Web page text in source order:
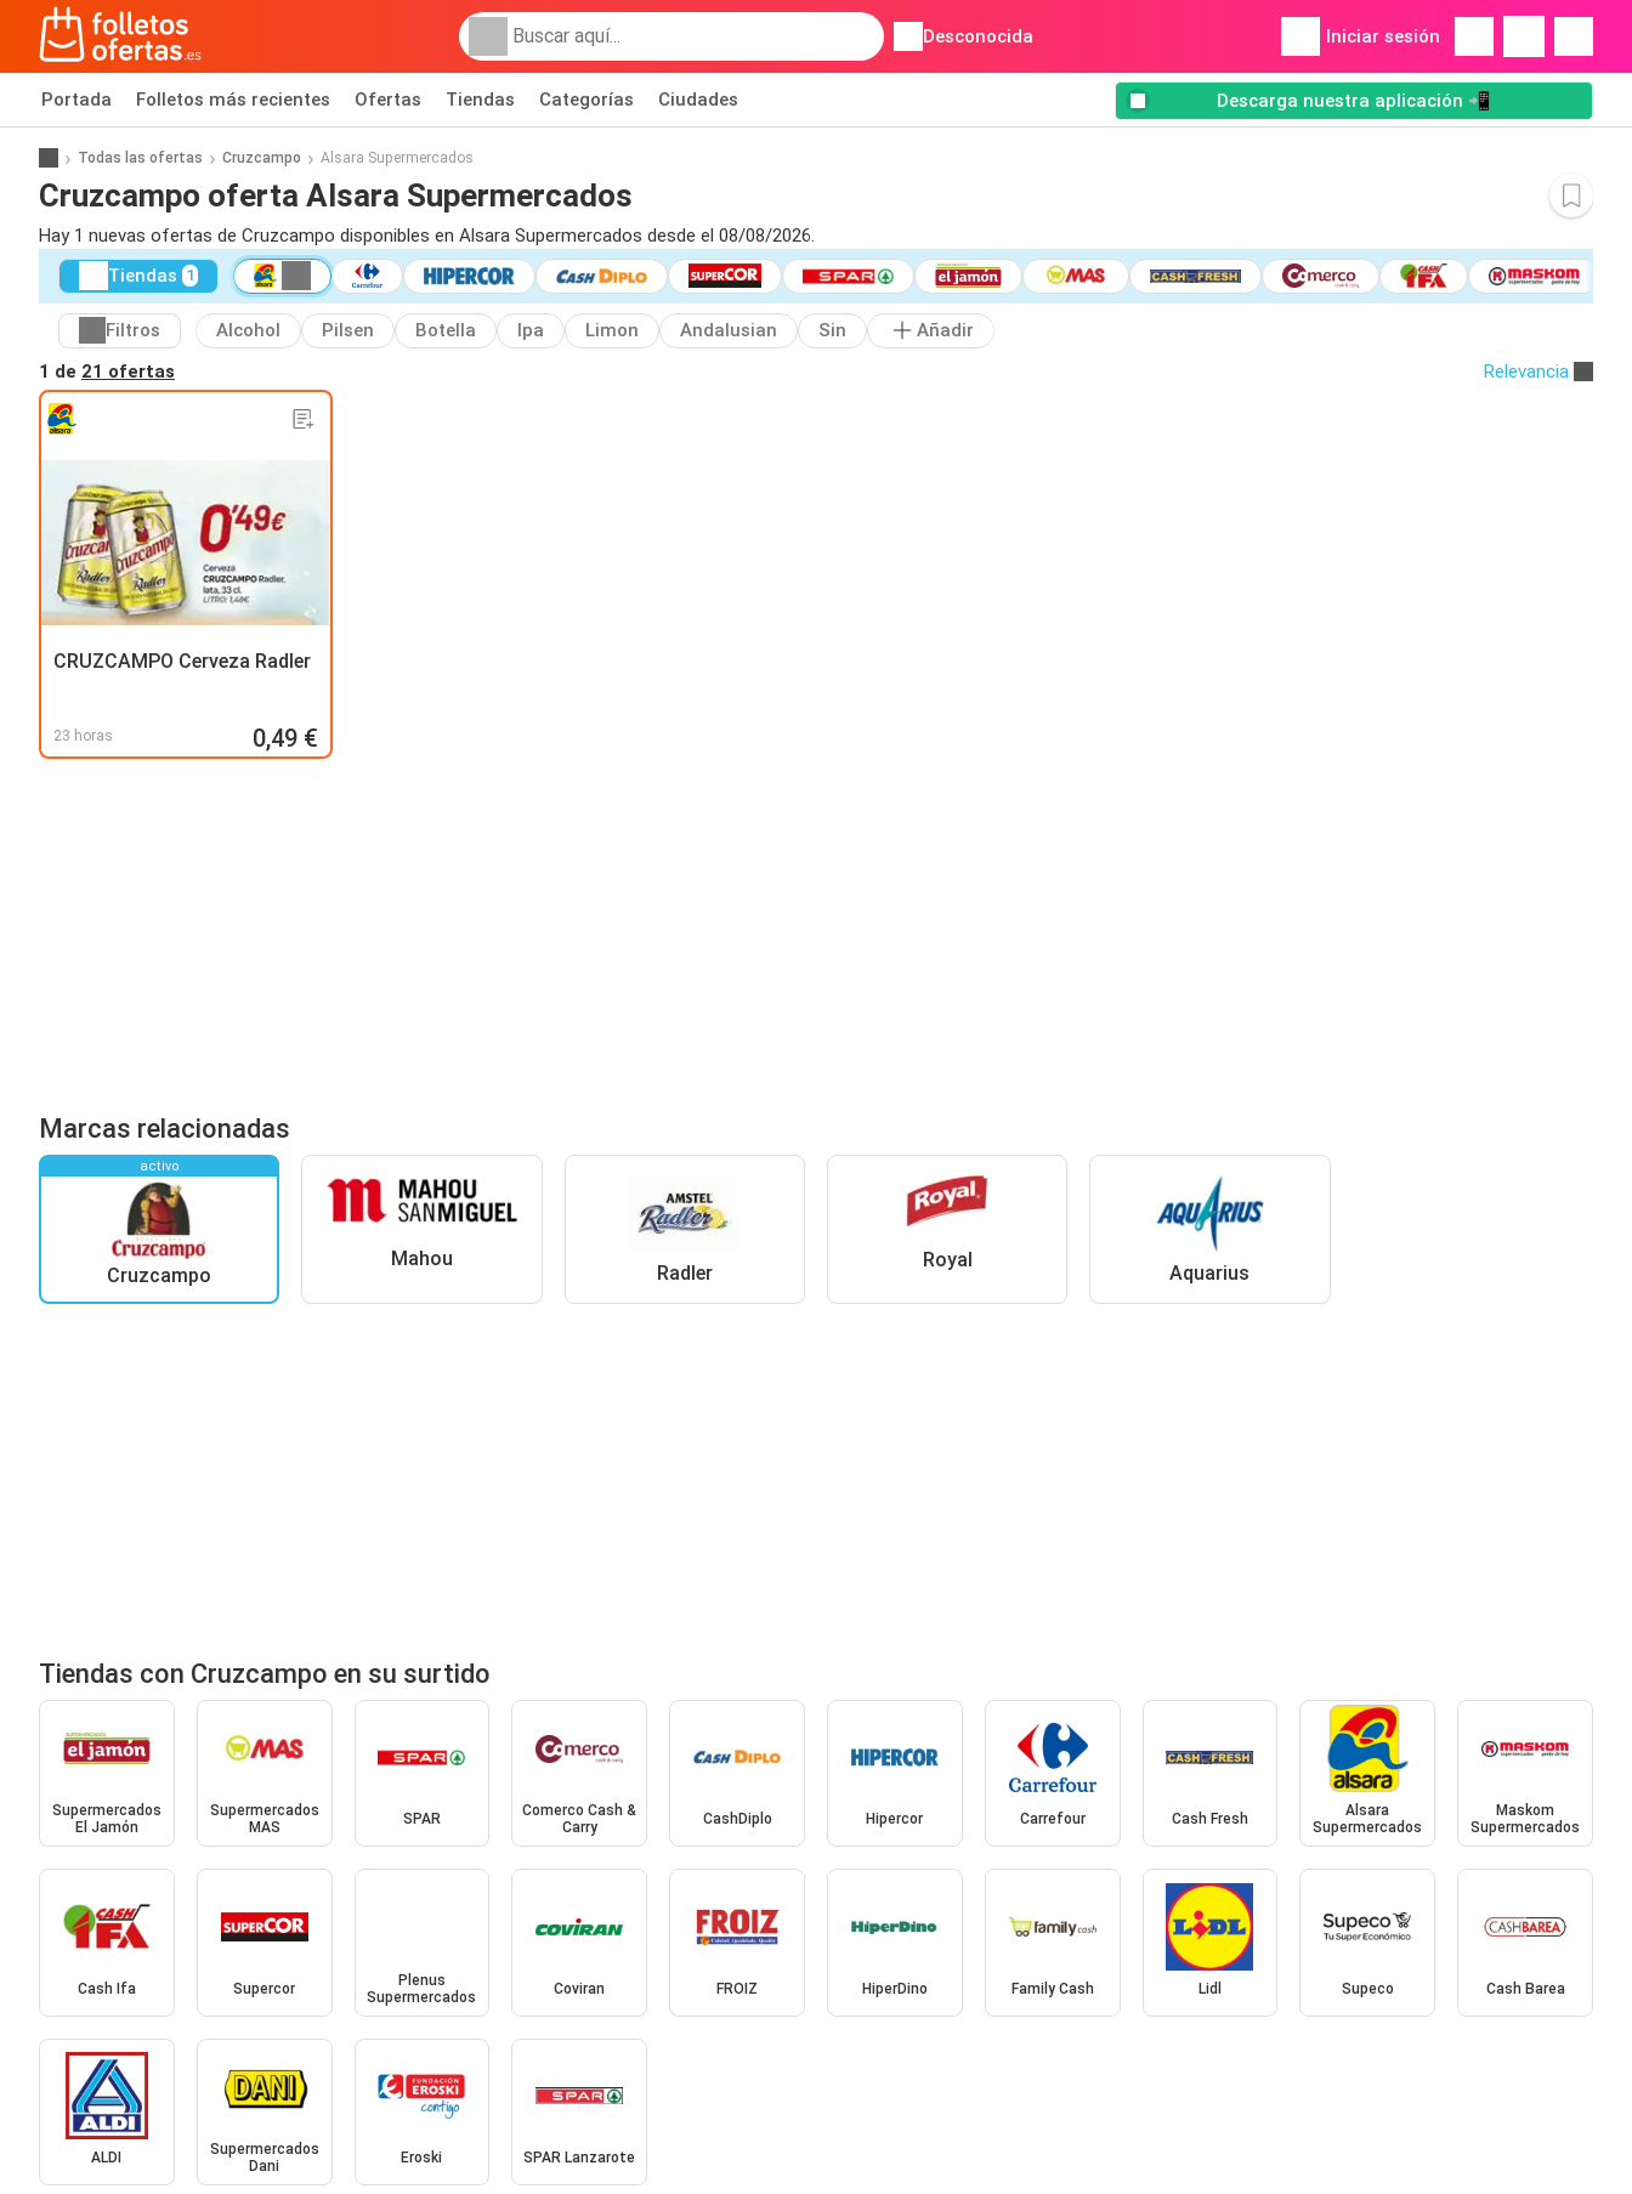
Desconocida Iniciar sesión
Portada Folletos más recientes Ofertas Tiendas Categorías Ciudades Descarga nuestra aplicación 📲
Todas las ofertas Cruzcampo Alsara Supermercados
Cruzcampo oferta Alsara Supermercados
Hay 1 nuevas ofertas de Cruzcampo disponibles en Alsara Supermercados desde el 08/08/2026.
Tiendas 1
Filtros Alcohol Pilsen Botella Ipa Limon Andalusian Sin
Añadir
1 de 21 ofertas Relevancia
CRUZCAMPO Cerveza Radler
23 horas 0,49 €
Marcas relacionadas
activo
Cruzcampo
Mahou
Radler
Royal
Aquarius
Tiendas con Cruzcampo en su surtido
Supermercados
El Jamón
Supermercados
MAS
SPAR
Comerco Cash &
Carry
CashDiplo Hipercor Carrefour Cash Fresh
Alsara
Supermercados
Maskom
Supermercados
Cash Ifa Supercor
Plenus
Supermercados
Coviran FROIZ HiperDino Family Cash Lidl Supeco Cash Barea
ALDI
Supermercados
Dani
Eroski SPAR Lanzarote